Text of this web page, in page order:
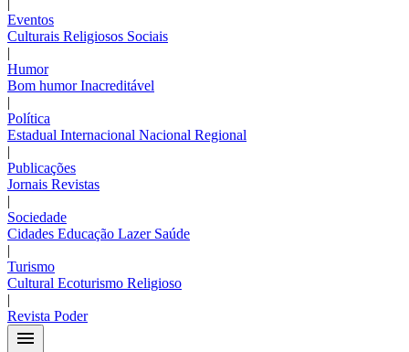
Eventos
Culturais Religiosos Sociais
|
Humor
Bom humorInacreditável
|
Política
Estadual Internacional Nacional Regional
|
Publicações
Jornais Revistas
|
Sociedade
Cidades Educação Lazer Saúde
|
Turismo
Cultural Ecoturismo Religioso
|
Revista Poder
menu